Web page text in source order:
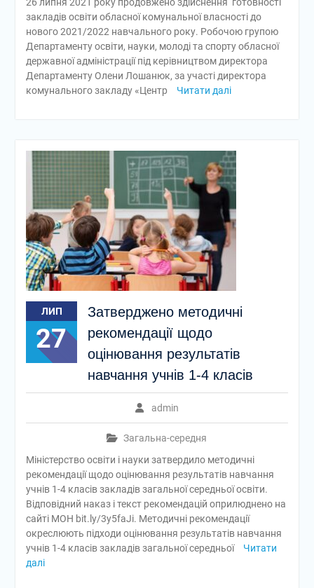
закладів освіти обласної комунальної власності до
нового 2021/2022 навчального року. Робочою групою
Департаменту освіти, науки, молоді та спорту обласної
державної адміністрації під керівництвом директора
Департаменту Олени Лошанюк, за участі директора
комунального закладу «Центр
Читати далі
ЛИП
27
Затверджено методичні
рекомендації щодо
оцінювання результатів
навчання учнів 1-4 класів
admin
Загальна-середня
Міністерство освіти і науки затвердило методичні
рекомендації щодо оцінювання результатів навчання
учнів 1-4 класів закладів загальної середньої освіти.
Відповідний наказ і текст рекомендацій оприлюднено на
сайті МОН bit.ly/3y5faJi. Методичні рекомендації
окреслюють підходи оцінювання результатів навчання
учнів 1-4 класів закладів загальної середньої
Читати
далі